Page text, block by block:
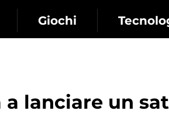
Giochi
a lanciare un